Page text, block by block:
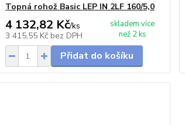
Topná rohož Basic LEP IN 2LF 160/5,0
4 132,82 Kč/ks
3 415,55 Kč bez DPH
skladem více
než 2 ks
Přidat do košíku